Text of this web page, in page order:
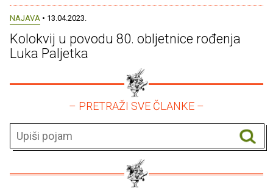
NAJAVA • 13.04.2023.
Kolokvij u povodu 80. obljetnice rođenja
Luka Paljetka
– PRETRAŽI SVE ČLANKE –